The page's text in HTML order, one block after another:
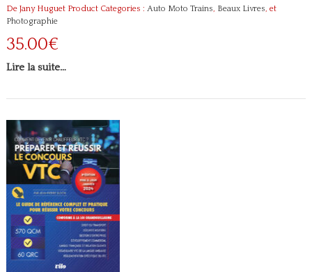
De Jany HuguetProduct Categories : Auto Moto Trains, Beaux Livres, et
Photographie
35.00€
Lire la suite…